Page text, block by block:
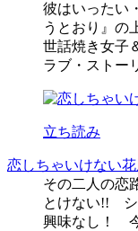
彼はいったい
うとおり』の
世話焼き女子
ラブ・ストー
立ち読み
恋しちゃいけない
その二人の恋
とけない!! シ
興味なし！